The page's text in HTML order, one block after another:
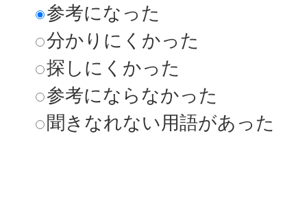
参考になった
分かりにくかった
探しにくかった
参考にならなかった
聞きなれない用語があった